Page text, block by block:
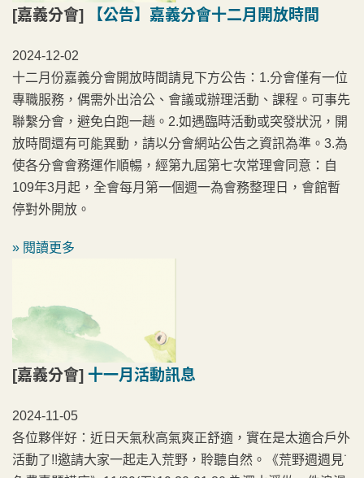
[嘉義分會] 【公告】嘉義分會十二月開放時間
2024-12-02
十二月份嘉義分會開放時間請見下方公告：1.分會僅有一位
專職服務，偶需外出洽公、會議或辦理活動、課程。可事先
聯繫分會，避免白跑一趟。2.如遇臨時活動或突發狀況，開
放時間還有可能異動，請以分會網站公告之資訊為準。3.為
使各分會會務運作順暢，經第九屆第七次常理會同意：自
109年3月起，全會每月第一個週一為會務整理日，會館暫
停對外開放。
» 閱讀更多
[嘉義分會] 十一月活動訊息
2024-11-05
各位夥伴好：近日天氣秋高氣爽正舒適，實在是太適合戶外
活動了!!邀請大家一起走入荒野，聆聽自然。《荒野週週見˙